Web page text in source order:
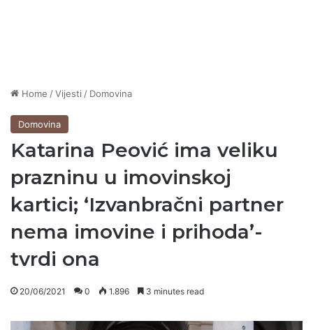
Home /Vijesti / Domovina
Domovina
Katarina Peović ima veliku
prazninu u imovinskoj
kartici; ‘Izvanbračni partner
nema imovine i prihoda’-
tvrdi ona
20/06/2021 0 1.896 3 minutes read